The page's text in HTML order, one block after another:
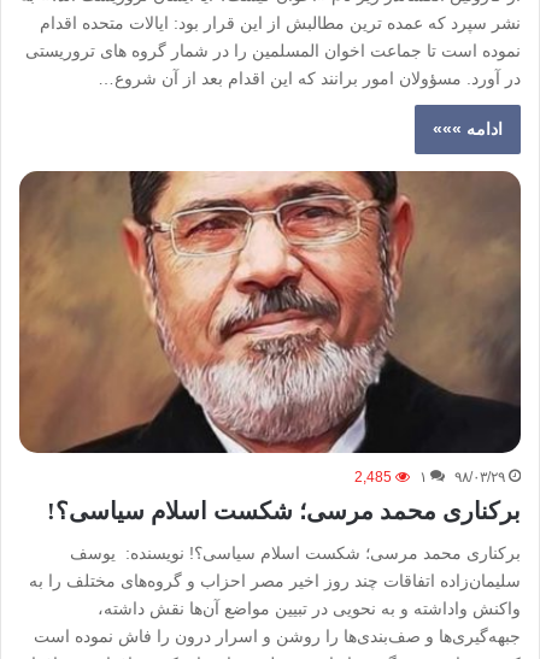
نشر سپرد که عمده ترین مطالبش از این قرار بود: ایالات متحده اقدام
نموده است تا جماعت اخوان المسلمین را در شمار گروه های تروریستی
در آورد. مسؤولان امور برانند که این اقدام بعد از آن شروع…
ادامه »»»
۹۸/۰۳/۲۹ ۱ 2,485
برکناری محمد مرسی؛ شکست اسلام سیاسی؟!
برکناری محمد مرسی؛ شکست اسلام سیاسی؟! نویسنده: یوسف
سلیمان‌زاده اتفاقات چند روز اخیر مصر احزاب و گروه‌های مختلف را به
واکنش واداشته و به نحویی در تبیین مواضع آن‌ها نقش داشته،
جبهه‌گیری‌ها و صف‌بندی‌ها را روشن و اسرار درون را فاش نموده است